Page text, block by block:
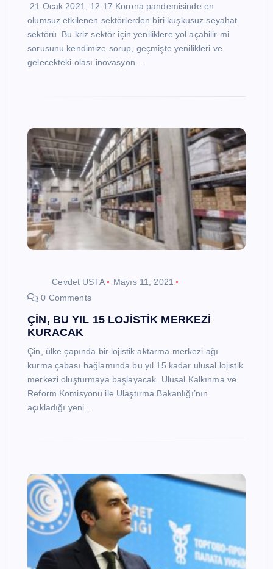
21 Ocak 2021, 12:17 Korona pandemisinde en
olumsuz etkilenen sektörlerden biri kuşkusuz seyahat
sektörü. Bu kriz sektör için yeniliklere yol açabilir mi
sorusunu kendimize sorup, geçmişte yenilikleri ve
gelecekteki olası inovasyon…
Cevdet USTA
Mayıs 11, 2021
0 Comments
ÇİN, BU YIL 15 LOJİSTİK MERKEZİ
KURACAK
Çin, ülke çapında bir lojistik aktarma merkezi ağı
kurma çabası bağlamında bu yıl 15 kadar ulusal lojistik
merkezi oluşturmaya başlayacak. Ulusal Kalkınma ve
Reform Komisyonu ile Ulaştırma Bakanlığı’nın
açıkladığı yeni…